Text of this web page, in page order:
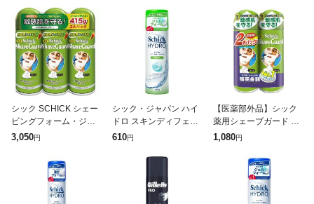
シック SCHICK シェー
ビングフォーム・ジェ
ル セット 415g×3本
3,050円
シック・ジャパン ハイ
ドロ スキンディフェン
スジェルフォーム 199g
610円
【医薬部外品】シック
薬用シェーブガード シ
ェービングフォーム ダ
1,080円